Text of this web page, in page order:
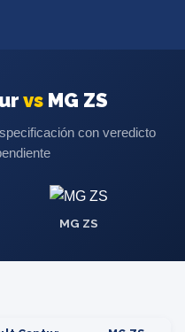
vsMG ZS
con veredicto
MG ZS